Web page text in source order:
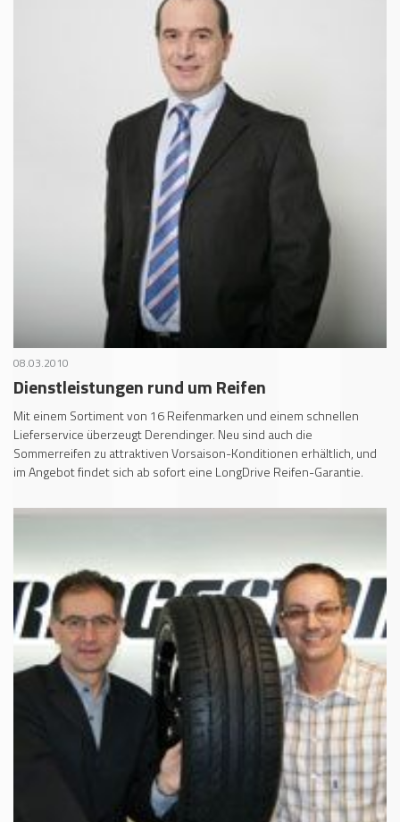
08.03.2010
Dienstleistungen rund um Reifen
Mit einem Sortiment von 16 Reifenmarken und einem schnellen
Lieferservice überzeugt Derendinger. Neu sind auch die
Sommerreifen zu attraktiven Vorsaison-Konditionen erhältlich, und
im Angebot findet sich ab sofort eine LongDrive Reifen-Garantie.